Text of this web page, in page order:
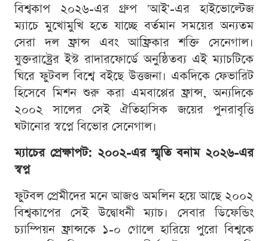
বিশ্বকাপ ২০২৬-এর গ্রুপ 'আই'-এর হাইভোল্টেজ
ম্যাচে মুখোমুখি হতে যাচ্ছে বর্তমান সময়ের অন্যতম
সেরা দল ফ্রান্স এবং আফ্রিকার শক্তি সেনেগাল।
যুক্তরাষ্ট্রের ইস্ট রাদারফোর্ডে অনুষ্ঠিতব্য এই ম্যাচটিকে
ঘিরে ফুটবল বিশ্বে বইছে উত্তজনা। একদিকে ফেভারিট
হিসেবে মিশন শুরু করা এমবাপ্পের ফ্রান্স, অন্যদিকে
২০০২ সালের সেই ঐতিহাসিক জয়ের পুনরাবৃত্তি
ঘটানোর স্বপ্নে বিভোর সেনেগাল।
ম্যাচের প্রেক্ষাপট: ২০০২-এর স্মৃতি বনাম ২০২৬-এর
স্বপ্ন
ফুটবল প্রেমীদের মনে আজও অমলিন হয়ে আছে ২০০২
বিশ্বকাপের সেই উদ্বোধনী ম্যাচ। সেবার ডিফেন্ডিং
চ্যাম্পিয়ন ফ্রান্সকে ১-০ গোলে হারিয়ে পুরো বিশ্বকে